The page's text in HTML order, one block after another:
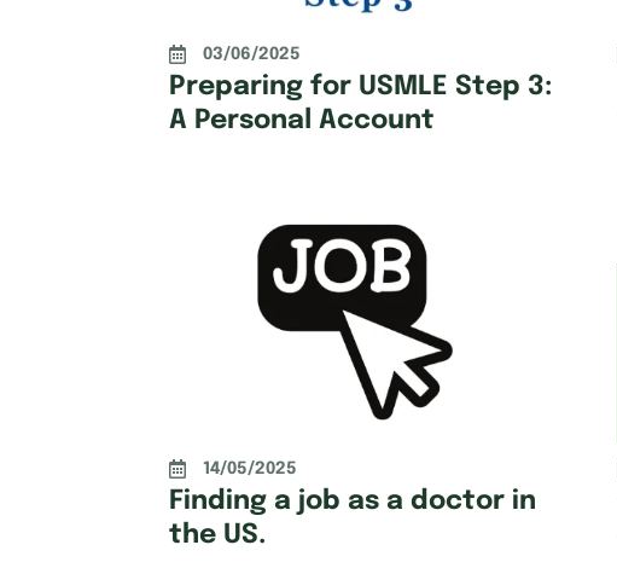
03/06/2025
Preparing for USMLE Step 3:
A Personal Account
14/05/2025
Finding a job as a doctor in
the US.